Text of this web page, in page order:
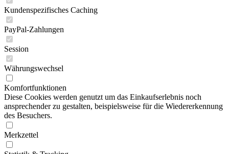
Kundenspezifisches Caching
PayPal-Zahlungen
Session
Währungswechsel
Komfortfunktionen
Diese Cookies werden genutzt um das Einkaufserlebnis noch
ansprechender zu gestalten, beispielsweise für die Wiedererkennung
des Besuchers.
Merkzettel